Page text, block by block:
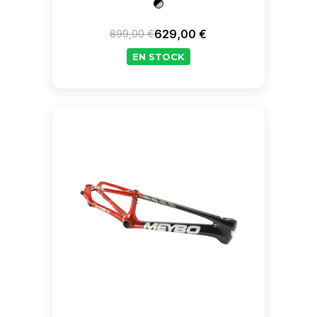
Prix de base
899,00 € Prix
629,00 €
EN STOCK